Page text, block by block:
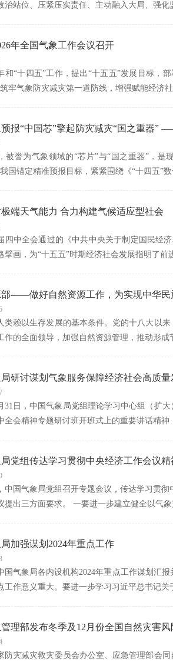
治站位、压紧压实责任、主动融入大局、强
年全国气象工作会议召开
和“十四五”工作，提出“十五五”发展目标，
牢气象防灾减灾第一道防线，增强赋能经济
报“中国芯”擎起防灾减灾“国之重器”
被誉为气象领域的“芯片”与“国之重器”，
国锚定精准预报目标，紧紧围绕《“十四五”
端天气能力 合力构建气候适应型社会
四中全会通过的《中共中央关于制定国民经
擘画，为“十五五”时期经济社会发展指明了
部——做好自然资源工作，为实现中华
类赖以生存发展的基本条件。党的十八大以
作的全面领导，加强自然资源管理，推动形
研讨谋划气象服务保障经济社会高质量
31日，中国气象局党组理论学习中心组（扩
全会精神专题研讨班开班式上的重要讲话精
党组传达学习贯彻中央经济工作会议精
中国气象局党组召开专题会议，传达学习贯
提出三方面要求。 一要进一步建立健全以气
加强谋划2024年重点工作
国气象局各内设机构2024年重点工作谋划汇
工作意义重大。要进一步学习习近平总书记
理部发布冬季及12月份全国自然灾害风
防灾减灾救灾委员会办公室、应急管理部会